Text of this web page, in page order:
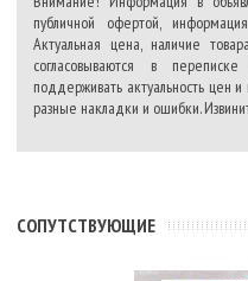
публичной офертой,
Актуальная цена, наличие
согласовываются в
поддерживать актуальность цен
разные накладки и ошибки.
CОПУТСТВУЮЩИЕ